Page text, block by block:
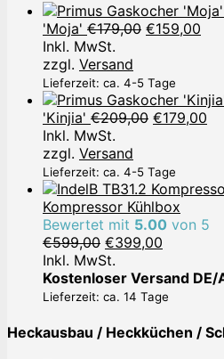
'Moja' €179,00
€179,00
€159,00
Inkl. MwSt.
zzgl. Versand
Lieferzeit: ca. 4-5 Tage
'Kinjia' €209,00
€209,00
€179,00
Inkl. MwSt.
zzgl. Versand
Lieferzeit: ca. 4-5 Tage
Kompressor Kühlbox
Bewertet mit 5.00 von 5
€599,00 Ursprünglicher
Preis
war:
€599,00
€399,00
ist:
€399,00.
Inkl. MwSt.
Kostenloser Versand DE/
Lieferzeit: ca. 14 Tage
Heckausbau / Heckküchen /